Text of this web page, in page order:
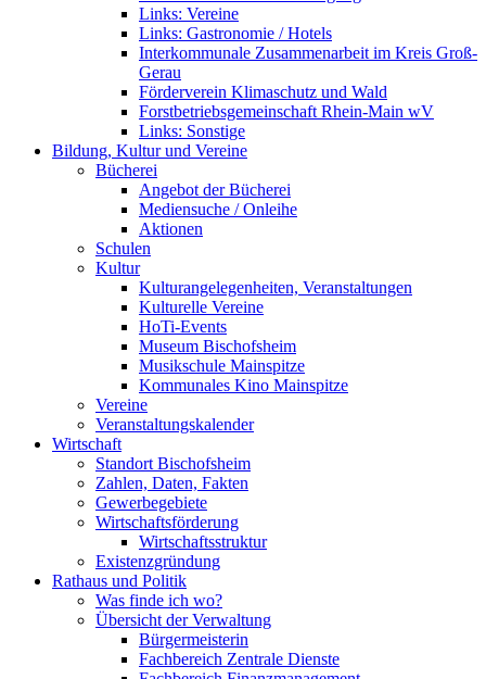
Links: Vereine
Links: Gastronomie / Hotels
Interkommunale Zusammenarbeit im Kreis Groß-
Gerau
Förderverein Klimaschutz und Wald
Forstbetriebsgemeinschaft Rhein-Main wV
Links: Sonstige
Bildung, Kultur und Vereine
Bücherei
Angebot der Bücherei
Mediensuche / Onleihe
Aktionen
Schulen
Kultur
Kulturangelegenheiten, Veranstaltungen
Kulturelle Vereine
HoTi-Events
Museum Bischofsheim
Musikschule Mainspitze
Kommunales Kino Mainspitze
Vereine
Veranstaltungskalender
Wirtschaft
Standort Bischofsheim
Zahlen, Daten, Fakten
Gewerbegebiete
Wirtschaftsförderung
Wirtschaftsstruktur
Existenzgründung
Rathaus und Politik
Was finde ich wo?
Übersicht der Verwaltung
Bürgermeisterin
Fachbereich Zentrale Dienste